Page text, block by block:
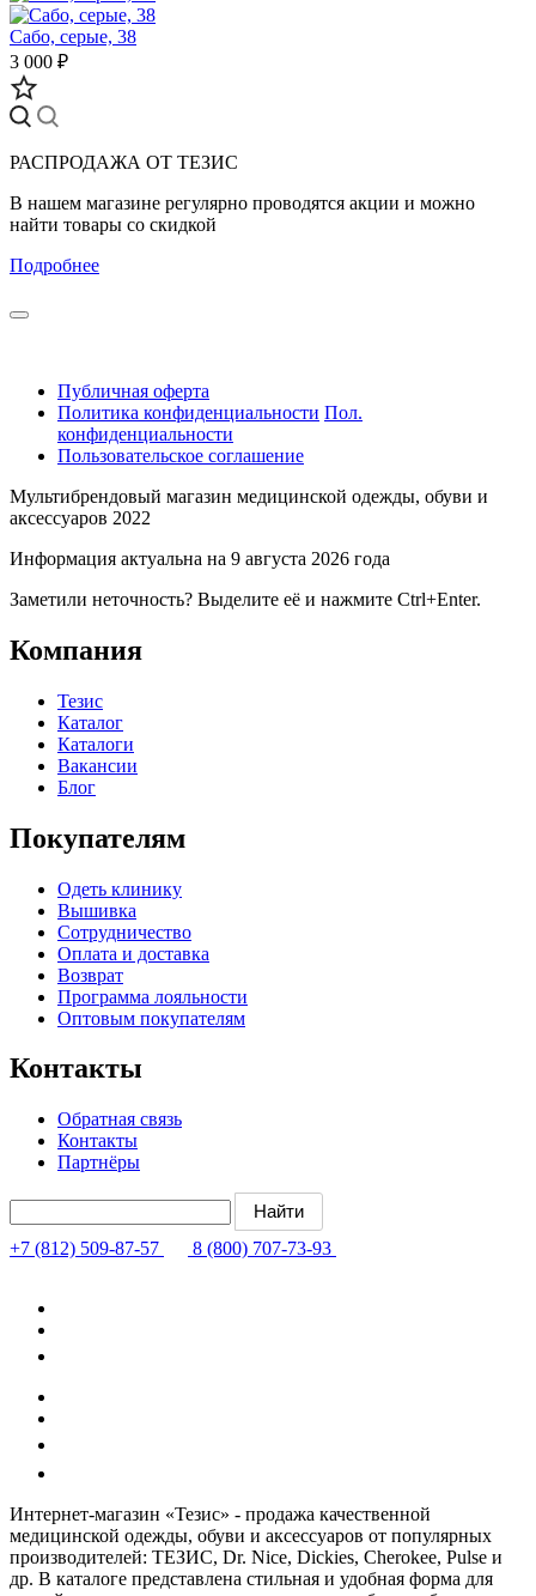
Сабо, серые, 38
3 000 ₽
РАСПРОДАЖА ОТ ТЕЗИС
В нашем магазине регулярно проводятся акции и можно
найти товары со скидкой
Подробнее
Публичная оферта
Политика конфиденциальности Пол.
конфиденциальности
Пользовательское соглашение
Мультибрендовый магазин медицинской одежды, обуви и
аксессуаров 2022
Информация актуальна на 9 августа 2026 года
Заметили неточность? Выделите её и нажмите Ctrl+Enter.
Компания
Тезис
Каталог
Каталоги
Вакансии
Блог
Покупателям
Одеть клинику
Вышивка
Сотрудничество
Оплата и доставка
Возврат
Программа лояльности
Оптовым покупателям
Контакты
Обратная связь
Контакты
Партнёры
+7 (812) 509-87-57 8 (800) 707-73-93
Интернет-магазин «Тезис» - продажа качественной
медицинской одежды, обуви и аксессуаров от популярных
производителей: ТЕЗИС, Dr. Nice, Dickies, Cherokee, Pulse и
др. В каталоге представлена стильная и удобная форма для